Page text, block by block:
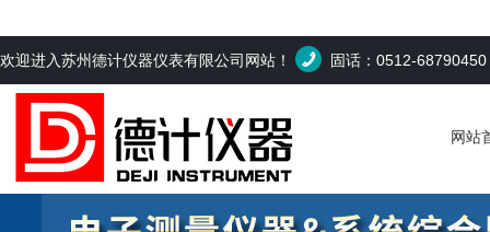
欢迎进入苏州德计仪器仪表有限公司网站！ 固话：0512-68790450
网站